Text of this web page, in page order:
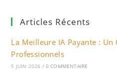
Articles Récents
La Meilleure IA Payante : Un
Professionnels
5 JUIN 2026 / 0 COMMENTAIRE